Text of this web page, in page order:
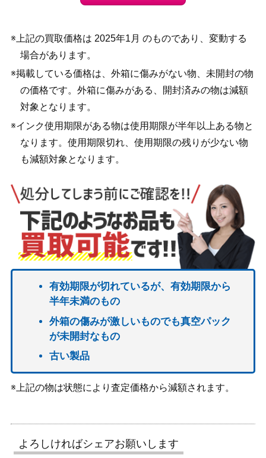
※上記の買取価格は 2025年1月 のものであり、変動する
場合があります。
※掲載している価格は、外箱に傷みがない物、未開封の物
の価格です。外箱に傷みがある、開封済みの物は減額
対象となります。
※インク使用期限がある物は使用期限が半年以上ある物と
なります。使用期限切れ、使用期限の残りが少ない物
も減額対象となります。
有効期限が切れているが、有効期限から
半年未満のもの
外箱の傷みが激しいものでも真空パック
が未開封なもの
古い製品
※上記の物は状態により査定価格から減額されます。
よろしければシェアお願いします